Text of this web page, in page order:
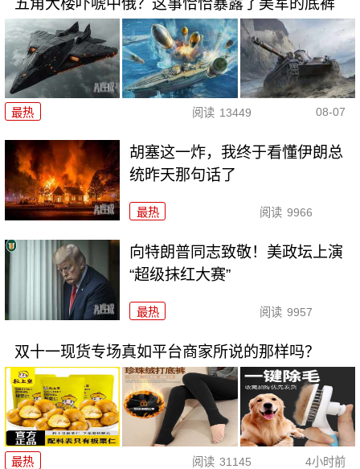
五角大楼吓唬中俄？这事恰恰暴露了美军的底裤
最热 阅读 13449 08-07
胡塞这一炸，我终于看懂伊朗总
统昨天那句话了
最热 阅读 9966
向特朗普同志致敬！美政坛上演
“超级抹红大赛”
最热 阅读 9957
双十一现货专场真如平台商家所说的那样吗？
最热 阅读 31145 4小时前